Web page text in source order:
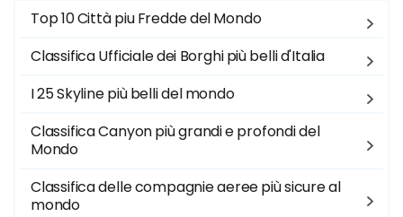
Top 10 Città piu Fredde del Mondo
Classifica Ufficiale dei Borghi più belli d'Italia
I 25 Skyline più belli del mondo
Classifica Canyon più grandi e profondi del
Mondo
Classifica delle compagnie aeree più sicure al
mondo